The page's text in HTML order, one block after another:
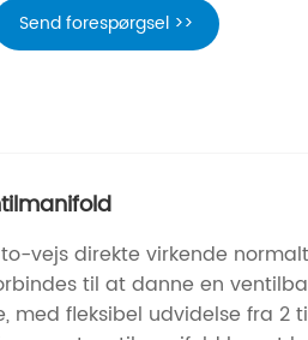
Send forespørgsel >>
vejs direkte virkende
til at danne en
med fleksibel udvidelse fra 2